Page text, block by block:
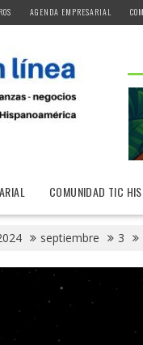
AGENDA EMPRESARIAL
COMUNIDAD TIC
septiembre 3